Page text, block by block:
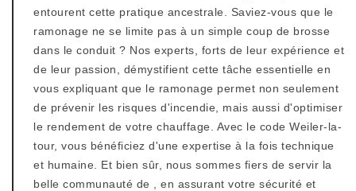
entourent cette pratique ancestrale. Saviez-vous que le
ramonage ne se limite pas à un simple coup de brosse
dans le conduit ? Nos experts, forts de leur expérience et
de leur passion, démystifient cette tâche essentielle en
vous expliquant que le ramonage permet non seulement
de prévenir les risques d'incendie, mais aussi d'optimiser
le rendement de votre chauffage. Avec le code Weiler-la-
tour, vous bénéficiez d'une expertise à la fois technique
et humaine. Et bien sûr, nous sommes fiers de servir la
belle communauté de , en assurant votre sécurité et